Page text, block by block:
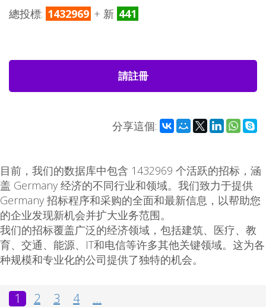
總投標: 1432969 + 新 441
請註冊
分享這個:
目前，我们的数据库中包含 1432969 个活跃的招标，涵
盖 Germany 经济的不同行业和领域。我们致力于提供
Germany 招标程序和采购的全面和最新信息，以帮助您
的企业发现新机会并扩大业务范围。
我们的招标覆盖广泛的经济领域，包括建筑、医疗、教
育、交通、能源、IT和电信等许多其他关键领域。这为各
种规模和专业化的公司提供了独特的机会。
1 2 3 4 ...